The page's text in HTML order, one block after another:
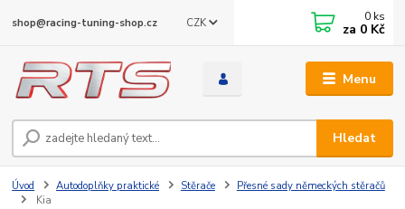
Menu
CZK
Hledat
shop@racing-tuning-shop.cz 0 ks
za 0 Kč
Úvod Autodoplňky praktické Stěrače
Přesné sady německých stěračů
Kia